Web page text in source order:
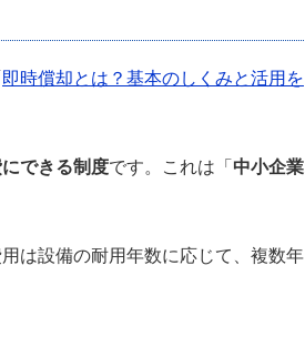
即時償却とは？基本のしくみと活用を
できる制度です。これは「 中小企業
は設備の耐用年数に応じて、複数年